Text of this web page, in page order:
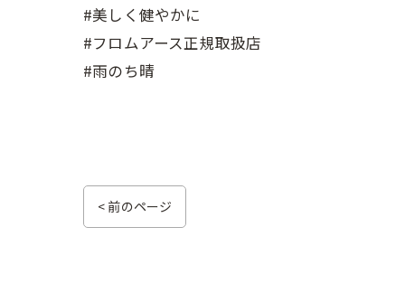
#美しく健やかに
#フロムアース正規取扱店
#雨のち晴
< 前のページ